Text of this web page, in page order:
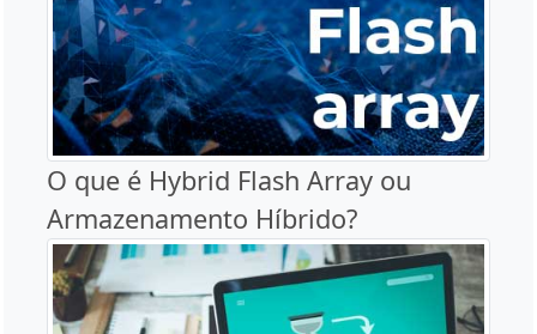
O que é Hybrid Flash Array ou
Armazenamento Híbrido?